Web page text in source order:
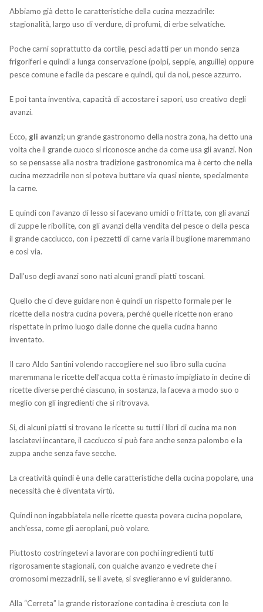
Abbiamo già detto le caratteristiche della cucina mezzadrile:
stagionalità, largo uso di verdure, di profumi, di erbe selvatiche.
Poche carni soprattutto da cortile, pesci adatti per un mondo senza
frigoriferi e quindi a lunga conservazione (polpi, seppie, anguille) oppure
pesce comune e facile da pescare e quindi, qui da noi, pesce azzurro.
E poi tanta inventiva, capacità di accostare i sapori, uso creativo degli
avanzi.
Ecco, gli avanzi; un grande gastronomo della nostra zona, ha detto una
volta che il grande cuoco si riconosce anche da come usa gli avanzi. Non
so se pensasse alla nostra tradizione gastronomica ma è certo che nella
cucina mezzadrile non si poteva buttare via quasi niente, specialmente
la carne.
E quindi con l’avanzo di lesso si facevano umidi o frittate, con gli avanzi
di zuppe le ribollite, con gli avanzi della vendita del pesce o della pesca
il grande cacciucco, con i pezzetti di carne varia il buglione maremmano
e così via.
Dall’uso degli avanzi sono nati alcuni grandi piatti toscani.
Quello che ci deve guidare non è quindi un rispetto formale per le
ricette della nostra cucina povera, perché quelle ricette non erano
rispettate in primo luogo dalle donne che quella cucina hanno
inventato.
Il caro Aldo Santini volendo raccogliere nel suo libro sulla cucina
maremmana le ricette dell’acqua cotta è rimasto impigliato in decine di
ricette diverse perché ciascuno, in sostanza, la faceva a modo suo o
meglio con gli ingredienti che si ritrovava.
Si, di alcuni piatti si trovano le ricette su tutti i libri di cucina ma non
lasciatevi incantare, il cacciucco si può fare anche senza palombo e la
zuppa anche senza fave secche.
La creatività quindi è una delle caratteristiche della cucina popolare, una
necessità che è diventata virtù.
Quindi non ingabbiatela nelle ricette questa povera cucina popolare,
anch’essa, come gli aeroplani, può volare.
Piuttosto costringetevi a lavorare con pochi ingredienti tutti
rigorosamente stagionali, con qualche avanzo e vedrete che i
cromosomi mezzadrili, se li avete, si sveglieranno e vi guideranno.
Alla “Cerreta” la grande ristorazione contadina è cresciuta con le